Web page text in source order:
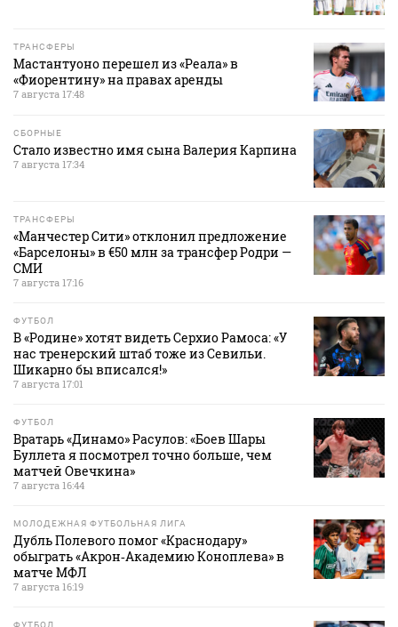
ТРАНСФЕРЫ
Мастантуоно перешел из «Реала» в
«Фиорентину» на правах аренды
7 августа 17:48
СБОРНЫЕ
Стало известно имя сына Валерия Карпина
7 августа 17:34
ТРАНСФЕРЫ
«Манчестер Сити» отклонил предложение
«Барселоны» в €50 млн за трансфер Родри —
СМИ
7 августа 17:16
ФУТБОЛ
В «Родине» хотят видеть Серхио Рамоса: «У
нас тренерский штаб тоже из Севильи.
Шикарно бы вписался!»
7 августа 17:01
ФУТБОЛ
Вратарь «Динамо» Расулов: «Боев Шары
Буллета я посмотрел точно больше, чем
матчей Овечкина»
7 августа 16:44
МОЛОДЕЖНАЯ ФУТБОЛЬНАЯ ЛИГА
Дубль Полевого помог «Краснодару»
обыграть «Акрон‑Академию Коноплева» в
матче МФЛ
7 августа 16:19